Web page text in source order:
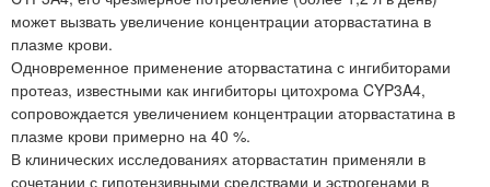
может вызвать увеличение концентрации аторвастатина в
плазме крови.
Одновременное применение аторвастатина с ингибиторами
протеаз, известными как ингибиторы цитохрома CYP3A4,
сопровождается увеличением концентрации аторвастатина в
плазме крови примерно на 40 %.
В клинических исследованиях аторвастатин применяли в
сочетании с гипотензивными средствами и эстрогенами в